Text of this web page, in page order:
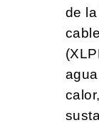
de la